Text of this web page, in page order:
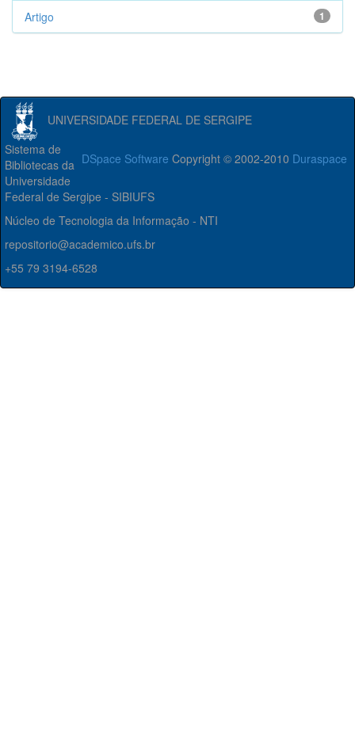
1
Artigo
UNIVERSIDADE FEDERAL DE SERGIPE
DSpace Software Copyright © 2002-2010 Duraspace
Sistema de
Bibliotecas da
Universidade
Federal de Sergipe - SIBIUFS
Núcleo de Tecnologia da Informação - NTI
repositorio@academico.ufs.br
+55 79 3194-6528